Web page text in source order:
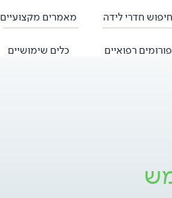
חיפוש חדרי לידה מאמרים מקצועיים
פורומים רפואיים כלים שימושיים